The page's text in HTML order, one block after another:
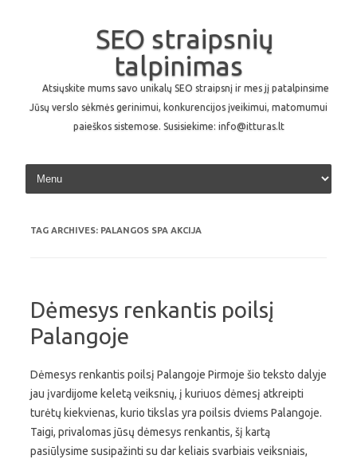
SEO straipsnių
talpinimas
Atsiųskite mums savo unikalų SEO straipsnį ir mes jį patalpinsime
Jūsų verslo sėkmės gerinimui, konkurencijos įveikimui, matomumui
paieškos sistemose. Susisiekime: info@itturas.lt
Skip to content
TAG ARCHIVES: PALANGOS SPA AKCIJA
Dėmesys renkantis poilsį
Palangoje
Dėmesys renkantis poilsį Palangoje Pirmoje šio teksto dalyje
jau įvardijome keletą veiksnių, į kuriuos dėmesį atkreipti
turėtų kiekvienas, kurio tikslas yra poilsis dviems Palangoje.
Taigi, privalomas jūsų dėmesys renkantis, šį kartą
pasiūlysime susipažinti su dar keliais svarbiais veiksniais,